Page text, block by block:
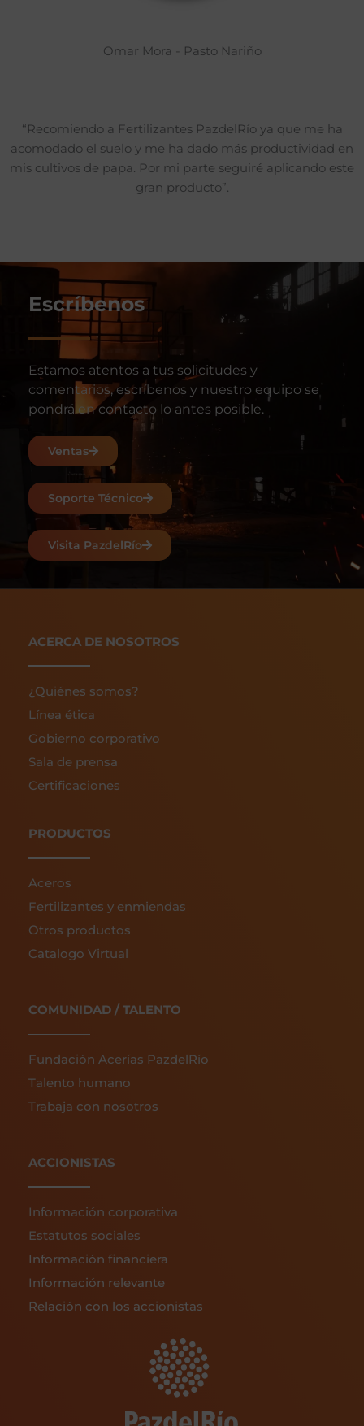
Omar Mora - Pasto Nariño
“Recomiendo a Fertilizantes PazdelRío ya que me ha
acomodado el suelo y me ha dado más productividad en
mis cultivos de papa. Por mi parte seguiré aplicando este
gran producto”.
Escríbenos
Estamos atentos a tus solicitudes y
comentarios, escríbenos y nuestro equipo se
pondrá en contacto lo antes posible.
Ventas
Soporte Técnico
Visita PazdelRío
ACERCA DE NOSOTROS
¿Quiénes somos?
Línea ética
Gobierno corporativo
Sala de prensa
Certificaciones
PRODUCTOS
Aceros
Fertilizantes y enmiendas
Otros productos
Catalogo Virtual
COMUNIDAD / TALENTO
Fundación Acerías PazdelRío
Talento humano
Trabaja con nosotros
ACCIONISTAS
Información corporativa
Estatutos sociales
Información financiera
Información relevante
Relación con los accionistas